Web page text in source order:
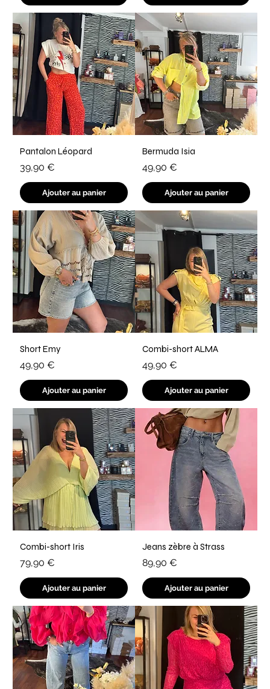
Pantalon Léopard
Prix
39,90 €
Ajouter au panier
Bermuda Isia
Prix
49,90 €
Ajouter au panier
Short Emy
Prix
49,90 €
Ajouter au panier
Combi-short ALMA
Prix
49,90 €
Ajouter au panier
Combi-short Iris
Prix
79,90 €
Ajouter au panier
Jeans zèbre à Strass
Prix
89,90 €
Ajouter au panier